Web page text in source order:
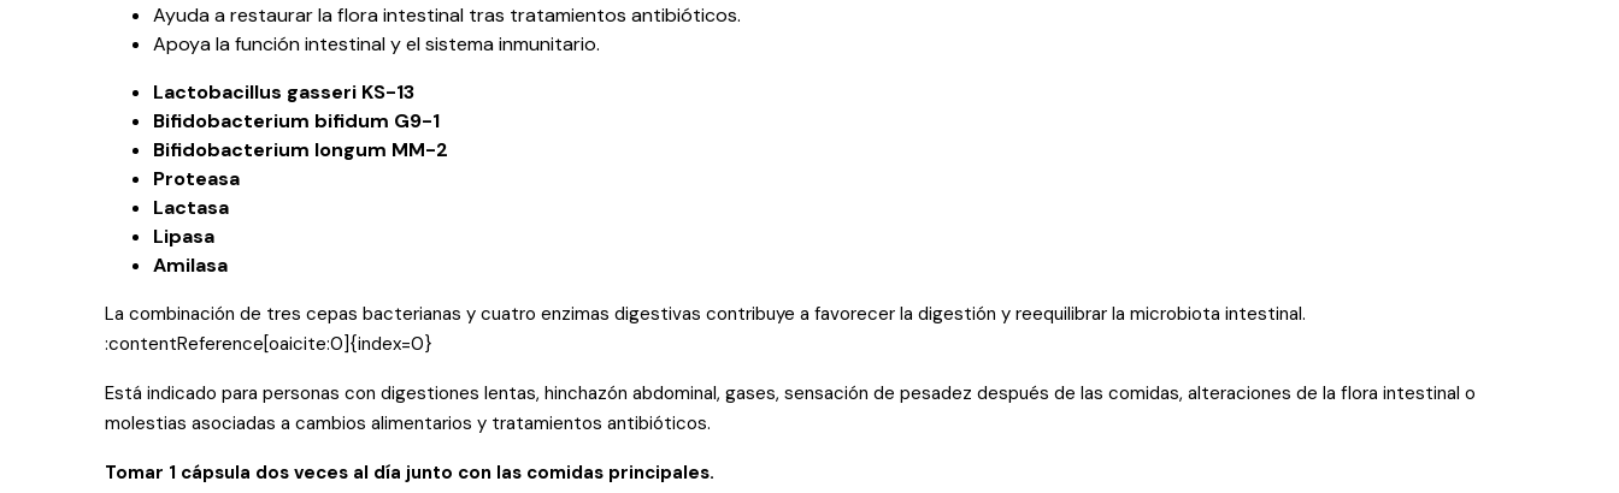
Ayuda a restaurar la flora intestinal tras tratamientos antibióticos.
Apoya la función intestinal y el sistema inmunitario.
Lactobacillus gasseri KS-13
Bifidobacterium bifidum G9-1
Bifidobacterium longum MM-2
Proteasa
Lactasa
Lipasa
Amilasa
La combinación de tres cepas bacterianas y cuatro enzimas digestivas contribuye a favorecer la digestión y reequilibrar la microbiota intestinal.
:contentReference[oaicite:0]{index=0}
Está indicado para personas con digestiones lentas, hinchazón abdominal, gases, sensación de pesadez después de las comidas, alteraciones de la flora intestinal o
molestias asociadas a cambios alimentarios y tratamientos antibióticos.
Tomar 1 cápsula dos veces al día junto con las comidas principales.